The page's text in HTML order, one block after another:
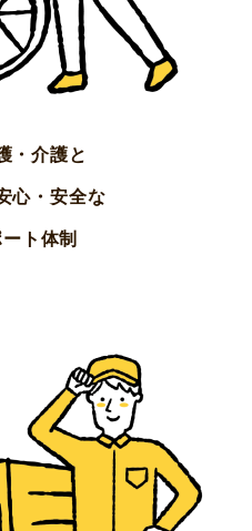
・介護と
心・安全な
ト体制